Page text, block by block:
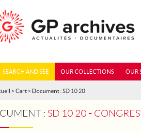
SEARCH AND SEE OUR COLLECTIONS OUR
> Cart > Document : SD 10 20
: SD 10 20 -